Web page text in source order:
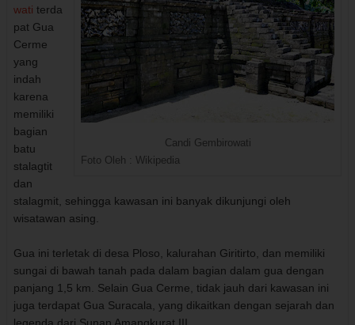
Candi Gembirowati
Foto Oleh : Wikipedia
wati terda
pat Gua
Cerme
yang
indah
karena
memiliki
bagian
batu
stalagtit
dan
stalagmit, sehingga kawasan ini banyak dikunjungi oleh
wisatawan asing.
Gua ini terletak di desa Ploso, kalurahan Giritirto, dan memiliki
sungai di bawah tanah pada dalam bagian dalam gua dengan
panjang 1,5 km. Selain Gua Cerme, tidak jauh dari kawasan ini
juga terdapat Gua Suracala, yang dikaitkan dengan sejarah dan